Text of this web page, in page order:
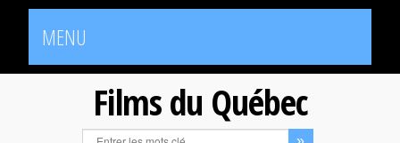
MENU
Films du Québec